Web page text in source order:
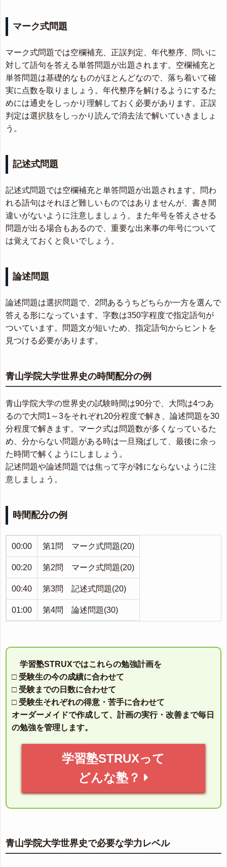
マーク式問題
マーク式問題では空欄補充、正誤判定、年代整序、問いに
対して語句を答える単答問題が出題されます。空欄補充と
単答問題は基礎的なものがほとんどなので、落ち着いて確
実に点数を取りましょう。年代整序を解けるようにするた
めには通史をしっかり理解しておく必要があります。正誤
判定は選択肢をしっかり読んで消去法で解いていきましょ
う。
記述式問題
記述式問題では空欄補充と単答問題が出題されます。問わ
れる語句はそれほど難しいものではありませんが、書き間
違いがないように注意しましょう。また年号を答えさせる
問題が出る場合もあるので、重要な出来事の年号について
は覚えておくと良いでしょう。
論述問題
論述問題は選択問題で、2問あるうちどちらか一方を選んで
答える形になっています。字数は350字程度で指定語句が
ついています。問題文が短いため、指定語句からヒントを
見つける必要があります。
青山学院大学世界史の時間配分の例
青山学院大学の世界史の試験時間は90分で、大問は4つあ
るので大問1～3をそれぞれ20分程度で解き、論述問題を30
分程度で解きます。マーク式は問題数が多くなっているた
め、分からない問題がある時は一旦飛ばして、最後に余っ
た時間で解くようにしましょう。
記述問題や論述問題では焦って字が雑にならないように注
意しましょう。
時間配分の例
00:00 第1問 マーク式問題(20)
00:20 第2問 マーク式問題(20)
00:40 第3問 記述式問題(20)
01:00 第4問 論述問題(30)
学習塾STRUXではこれらの勉強計画を
□ 受験生の今の成績に合わせて
□ 受験までの日数に合わせて
□ 受験生それぞれの得意・苦手に合わせて
オーダーメイドで作成して、計画の実行・改善まで毎日
の勉強を管理します。
学習塾STRUXって
どんな塾？
青山学院大学世界史で必要な学力レベル